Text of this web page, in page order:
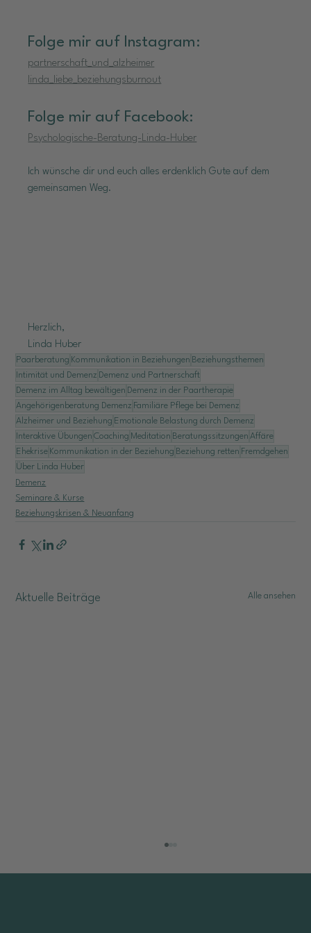
Folge mir auf Instagram:
partnerschaft_und_alzheimer
linda_liebe_beziehungsburnout
Folge mir auf Facebook:
Psychologische-Beratung-Linda-Huber
Ich wünsche dir und euch alles erdenklich Gute auf dem
gemeinsamen Weg.
Herzlich,
Linda Huber
Paarberatung Kommunikation in Beziehungen Beziehungsthemen
Intimität und Demenz Demenz und Partnerschaft
Demenz im Alltag bewältigen Demenz in der Paartherapie
Angehörigenberatung Demenz Familiäre Pflege bei Demenz
Alzheimer und Beziehung Emotionale Belastung durch Demenz
Interaktive Übungen Coaching Meditation Beratungssitzungen Affäre
Ehekrise Kommunikation in der Beziehung Beziehung retten Fremdgehen
Über Linda Huber
Demenz
Seminare & Kurse
Beziehungskrisen & Neuanfang
Aktuelle Beiträge Alle ansehen